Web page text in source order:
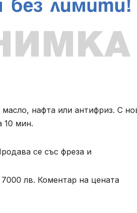
нафта или антифриз. С
10 мин.
се със фреза и
лв. Коментар на цената